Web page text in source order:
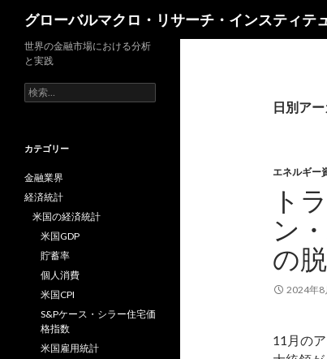
グローバルマクロ・リサーチ・インスティテ
日別ア
エネルギー
ト
ン
の
2024年8
11月の
世界の金融市場における分析
と実践
検
索:
カテゴリー
金融業界
経済統計
米国の経済統計
米国GDP
貯蓄率
個人消費
米国CPI
S&Pケース・シラー住宅価
格指数
米国雇用統計